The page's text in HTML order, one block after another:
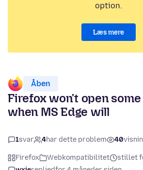
option.
Læs mere
Åben
Firefox won't open
when MS Edge will
1svar 4har dette problem 40
Firefox Webkompatibilitet
stillet